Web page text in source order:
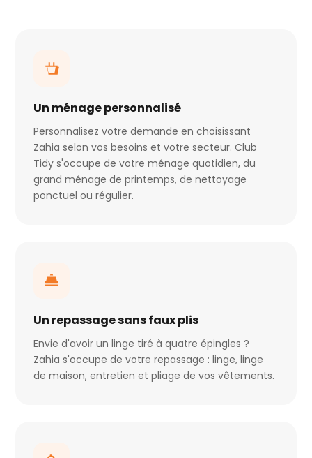
Un ménage personnalisé
Personnalisez votre demande en choisissant
Zahia selon vos besoins et votre secteur. Club
Tidy s'occupe de votre ménage quotidien, du
grand ménage de printemps, de nettoyage
ponctuel ou régulier.
Un repassage sans faux plis
Envie d'avoir un linge tiré à quatre épingles ?
Zahia s'occupe de votre repassage : linge, linge
de maison, entretien et pliage de vos vêtements.